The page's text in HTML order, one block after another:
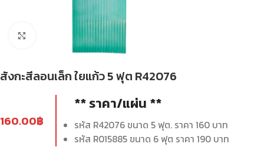
Click to enlarge
สังกะสีลอนเล็ก ใยแก้ว 5 ฟุต R42076
160.00฿
** ราคา/แผ่น **
รหัส R42076 ขนาด 5 ฟุต. ราคา 160 บาท
รหัส R015885 ขนาด 6 ฟุต ราคา 190 บาท